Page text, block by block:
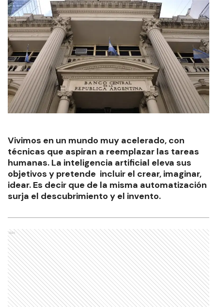
Vivimos en un mundo muy acelerado, con
técnicas que aspiran a reemplazar las tareas
humanas. La inteligencia artificial eleva sus
objetivos y pretende incluir el crear, imaginar,
idear. Es decir que de la misma automatización
surja el descubrimiento y el invento.
Ads